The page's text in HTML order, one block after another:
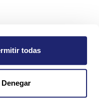
todas
Denegar